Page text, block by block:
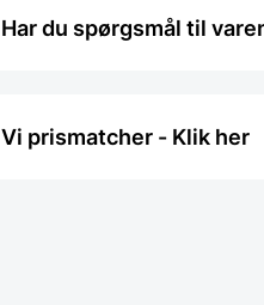
Har du spørgsmål til
Vi prismatcher - Klik her